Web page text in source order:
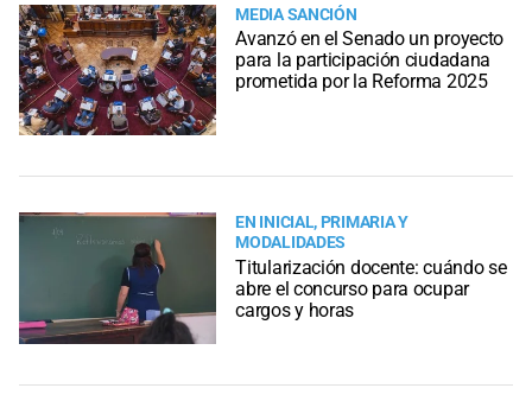
MEDIA SANCIÓN
Avanzó en el Senado un proyecto
para la participación ciudadana
prometida por la Reforma 2025
EN INICIAL, PRIMARIA Y
MODALIDADES
Titularización docente: cuándo se
abre el concurso para ocupar
cargos y horas